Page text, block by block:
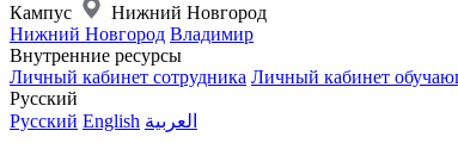
Кампус
Нижний Новгород
Нижний Новгород Владимир
Внутренние ресурсы
Личный кабинет сотрудника Личный кабинет
Русский
Русский English العربية